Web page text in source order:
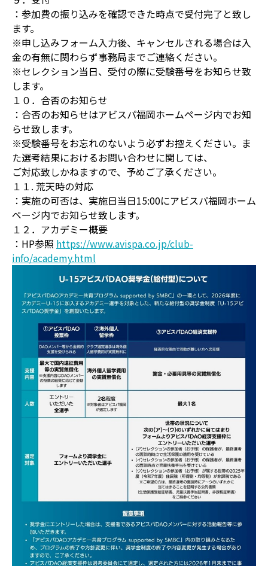
：参加費の振り込みを確認できた時点で受付完了と致し
ます。
※申し込みフォーム入力後、キャンセルされる場合は入
金の有無に関わらず事務局までご連絡ください。
※セレクション当日、受付の際に受験番号をお知らせ致
します。
１０．合否のお知らせ
：合否のお知らせはアビスパ福岡ホームページ内でお知
らせ致します。
※受験番号をお忘れのないよう必ずお控えください。ま
た選考結果におけるお問い合わせに関しては、
ご対応致しかねますので、予めご了承ください。
１１. 荒天時の対応
：実施の可否は、実施日当日15:00にアビスパ福岡ホーム
ページ内でお知らせ致します。
１２．アカデミー概要
：HP参照 https://www.avispa.co.jp/club-
info/academy.html